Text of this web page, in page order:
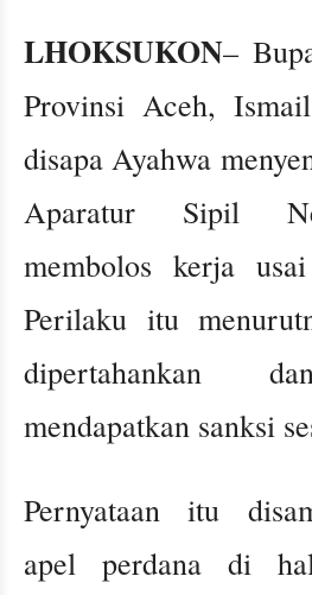
LHOKSUKON–
Provinsi Aceh,
disapa Ayahwa
Aparatur Sipil
membolos kerja
Perilaku itu
dipertahankan
mendapatkan sanksi
Pernyataan itu
apel perdana di